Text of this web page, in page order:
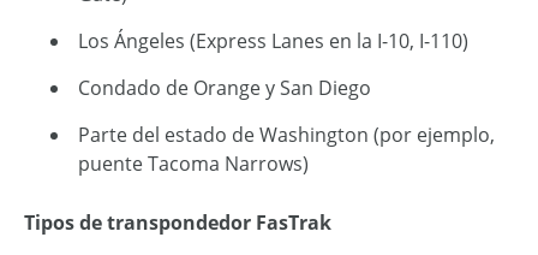
Los Ángeles (Express Lanes en la I-10, I-110)
Condado de Orange y San Diego
Parte del estado de Washington (por ejemplo,
puente Tacoma Narrows)
Tipos de transpondedor FasTrak